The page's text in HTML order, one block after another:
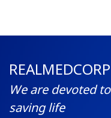
REALMEDCORP
We are devoted to
saving life